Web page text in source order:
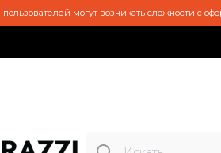
могут возникать сложности с